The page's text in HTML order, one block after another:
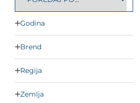
Godina
Brend
Regija
Zemlja